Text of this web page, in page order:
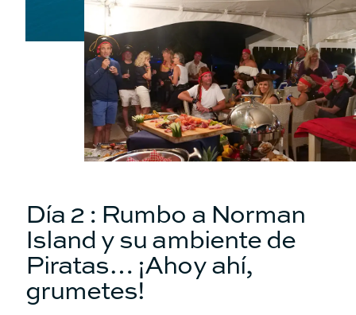
Día 2 : Rumbo a Norman
Island y su ambiente de
Piratas… ¡Ahoy ahí,
grumetes!
Más información sobre el